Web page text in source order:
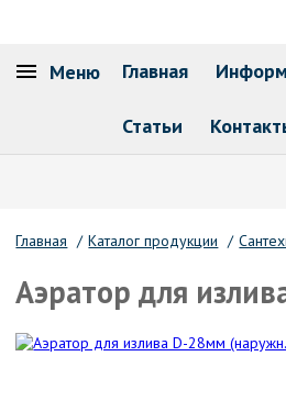
Меню Главная
Статьи
Главная / Каталог продукции /
Аэратор для